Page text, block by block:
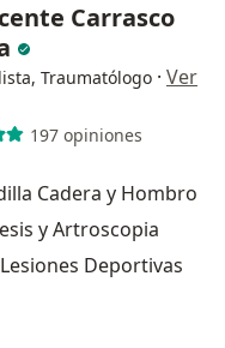
Carrasco
Traumatólogo · Ver
197 opiniones
Cadera y Hombro
y Artroscopia
Deportivas